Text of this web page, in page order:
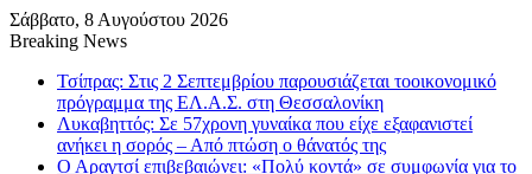
Σάββατο, 8 Αυγούστου 2026
Breaking News
Τσίπρας: Στις 2 Σεπτεμβρίου παρουσιάζεται τοοικονομικό
πρόγραμμα της ΕΛ.Α.Σ. στη Θεσσαλονίκη
Λυκαβηττός: Σε 57χρονη γυναίκα που είχε εξαφανιστεί
ανήκει η σορός – Από πτώση ο θάνατός της
Ο Αραγτσί επιβεβαιώνει: «Πολύ κοντά» σε συμφωνία για το